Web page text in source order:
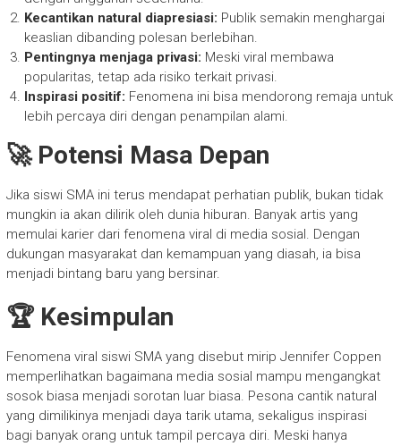
Kecantikan natural diapresiasi: Publik semakin menghargai
keaslian dibanding polesan berlebihan.
Pentingnya menjaga privasi: Meski viral membawa
popularitas, tetap ada risiko terkait privasi.
Inspirasi positif: Fenomena ini bisa mendorong remaja untuk
lebih percaya diri dengan penampilan alami.
🚀 Potensi Masa Depan
Jika siswi SMA ini terus mendapat perhatian publik, bukan tidak
mungkin ia akan dilirik oleh dunia hiburan. Banyak artis yang
memulai karier dari fenomena viral di media sosial. Dengan
dukungan masyarakat dan kemampuan yang diasah, ia bisa
menjadi bintang baru yang bersinar.
🏆 Kesimpulan
Fenomena viral siswi SMA yang disebut mirip Jennifer Coppen
memperlihatkan bagaimana media sosial mampu mengangkat
sosok biasa menjadi sorotan luar biasa. Pesona cantik natural
yang dimilikinya menjadi daya tarik utama, sekaligus inspirasi
bagi banyak orang untuk tampil percaya diri. Meski hanya